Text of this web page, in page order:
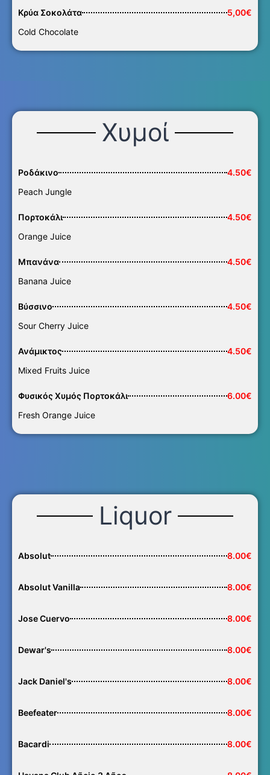
Κρύα Σοκολάτα
5,00€
Cold Chocolate
Χυμοί
Ροδάκινο
4.50€
Peach Jungle
Πορτοκάλι
4.50€
Orange Juice
Μπανάνα
4.50€
Banana Juice
Βύσσινο
4.50€
Sour Cherry Juice
Ανάμικτος
4.50€
Mixed Fruits Juice
Φυσικός Χυμός Πορτοκάλι
6.00€
Fresh Orange Juice
Liquor
Absolut 8.00€
Absolut Vanilla 8.00€
Jose Cuervo 8.00€
Dewar's 8.00€
Jack Daniel's 8.00€
Beefeater 8.00€
Bacardi 8.00€